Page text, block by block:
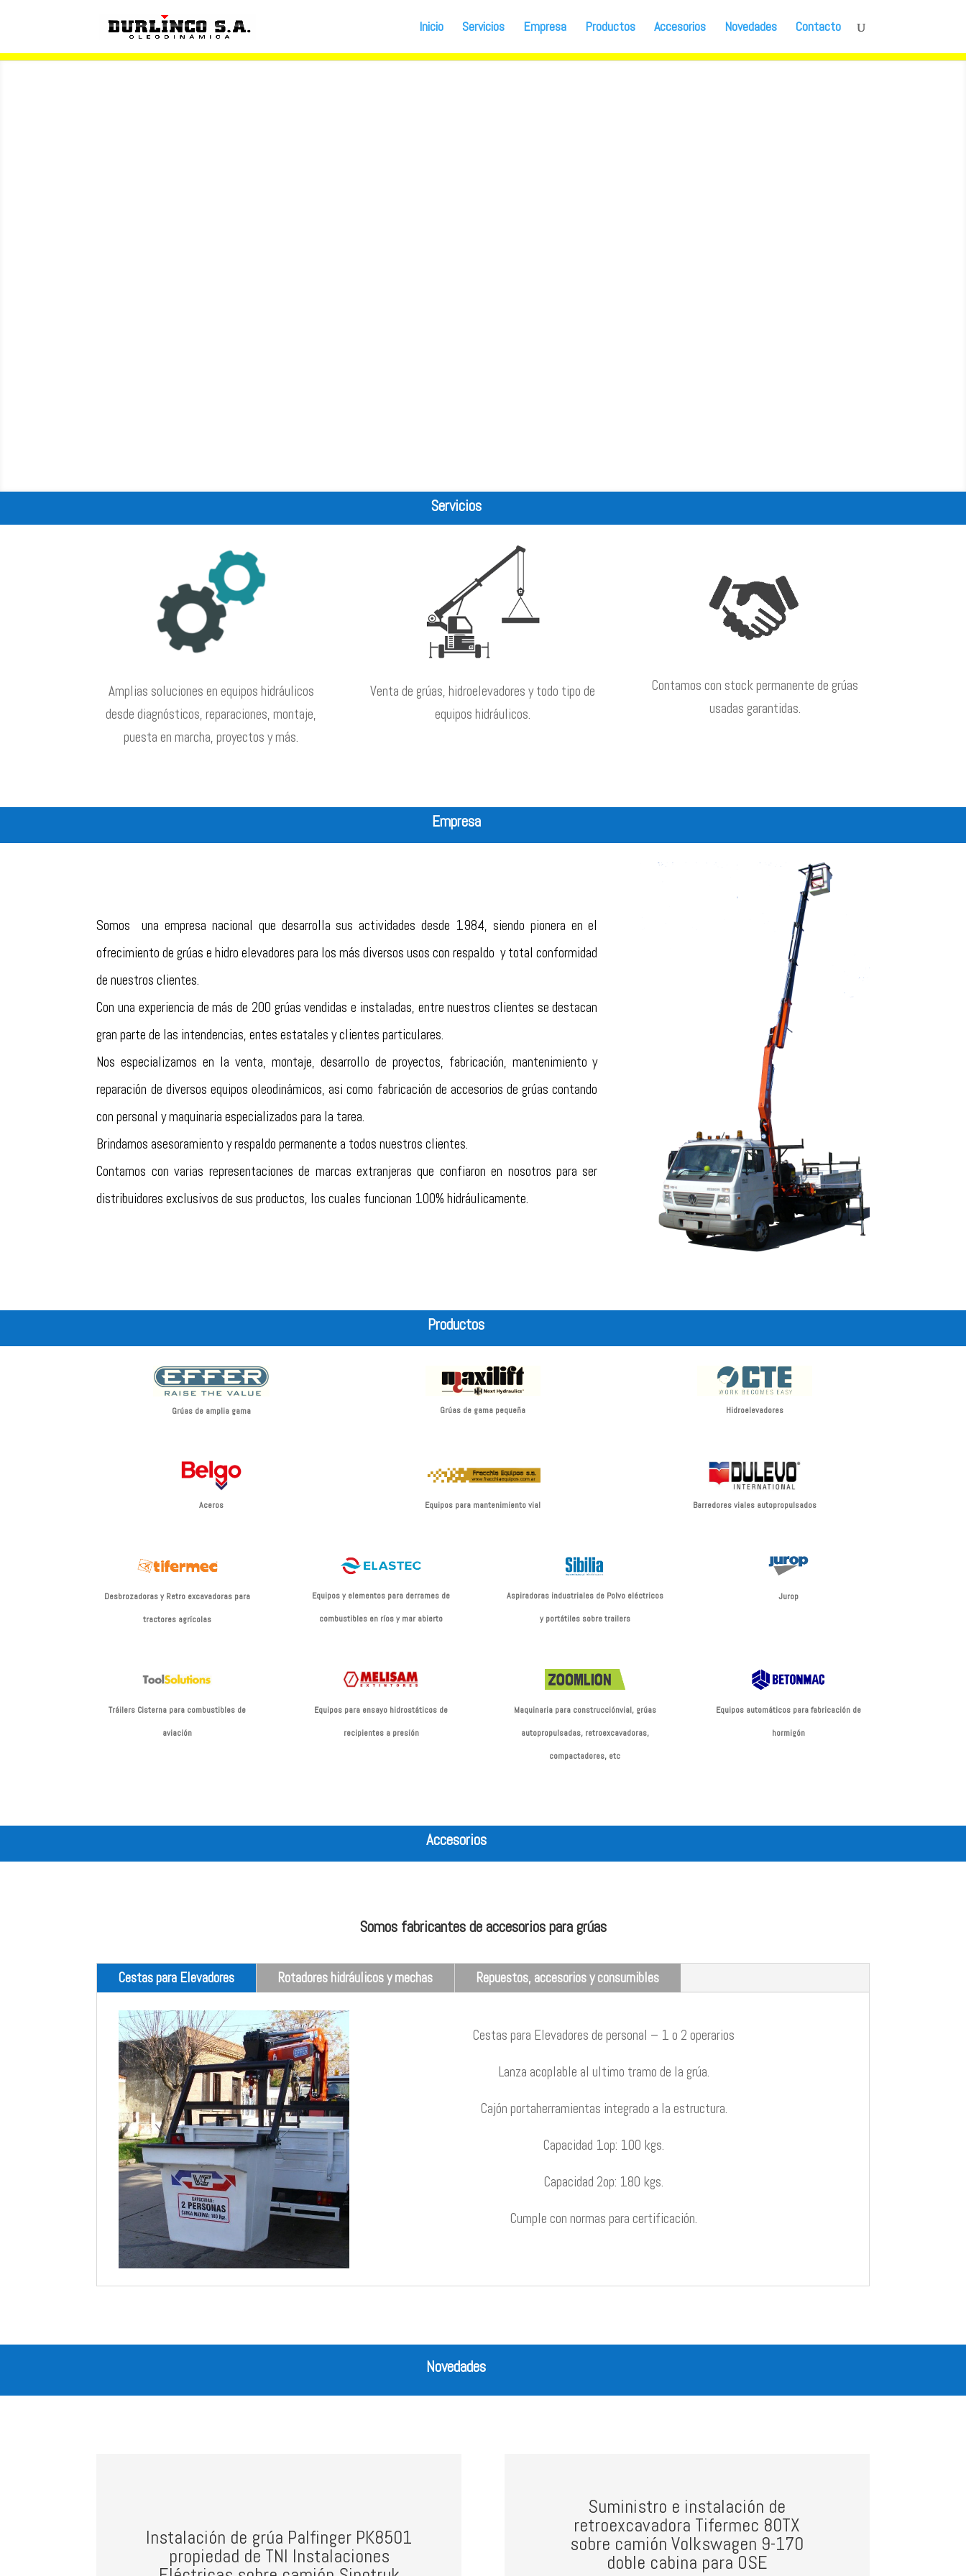
Inicio Servicios Empresa Productos Accesorios Novedades Contacto
Servicios
Amplias soluciones en equipos hidráulicos
desde diagnósticos, reparaciones, montaje,
puesta en marcha, proyectos y más.
Venta de grúas, hidroelevadores y todo tipo de
equipos hidráulicos.
Contamos con stock permanente de grúas
usadas garantidas.
Empresa
Somos una empresa nacional que desarrolla sus actividades desde 1984, siendo pionera en el
ofrecimiento de grúas e hidro elevadores para los más diversos usos con respaldo y total conformidad
de nuestros clientes.
Con una experiencia de más de 200 grúas vendidas e instaladas, entre nuestros clientes se destacan
gran parte de las intendencias, entes estatales y clientes particulares.
Nos especializamos en la venta, montaje, desarrollo de proyectos, fabricación, mantenimiento y
reparación de diversos equipos oleodinámicos, asi como fabricación de accesorios de grúas contando
con personal y maquinaria especializados para la tarea.
Brindamos asesoramiento y respaldo permanente a todos nuestros clientes.
Contamos con varias representaciones de marcas extranjeras que confiaron en nosotros para ser
distribuidores exclusivos de sus productos, los cuales funcionan 100% hidráulicamente.
Productos
Grúas de amplia gama Grúas de gama pequeña Hidroelevadores
Aceros Equipos para mantenimiento vial Barredores viales autopropulsados
Desbrozadoras y Retro excavadoras para
tractores agrícolas
Equipos y elementos para derrames de
combustibles en ríos y mar abierto
Aspiradoras industriales de Polvo eléctricos
y portátiles sobre trailers
Jurop
Tráilers Cisterna para combustibles de
aviación
Equipos para ensayo hidrostáticos de
recipientes a presión
Maquinaria para construcciónvial, grúas
autopropulsadas, retroexcavadoras,
compactadores, etc
Equipos automáticos para fabricación de
hormigón
Accesorios
Somos fabricantes de accesorios para grúas
Cestas para Elevadores Rotadores hidráulicos y mechas Repuestos, accesorios y consumibles
Cestas para Elevadores de personal – 1 o 2 operarios
Lanza acoplable al ultimo tramo de la grúa.
Cajón portaherramientas integrado a la estructura.
Capacidad 1op: 100 kgs.
Capacidad 2op: 180 kgs.
Cumple con normas para certificación.
Novedades
Instalación de grúa Palfinger PK8501
propiedad de TNI Instalaciones
Suministro e instalación de
retroexcavadora Tifermec 80TX
sobre camión Volkswagen 9-170
doble cabina para OSE